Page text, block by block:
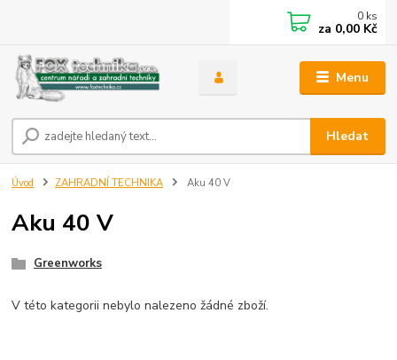
Menu
Hledat
0 ks
za 0,00 Kč
Úvod ZAHRADNÍ TECHNIKA Aku 40 V
Aku 40 V
Greenworks
V této kategorii nebylo nalezeno žádné zboží.